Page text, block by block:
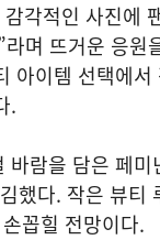
각적인 사진에
며 뜨거운 응
아이템 선택에
.
바람을 담은 페
했다. 작은 뷰
꼽힐 전망이다.